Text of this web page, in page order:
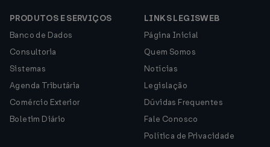
PRODUTOS E SERVIÇOS
Banco de Dados
Consultoria
Sistemas
Agenda Tributária
Comércio Exterior
Boletim Diário
LINKS LEGISWEB
Página Inicial
Quem Somos
Notícias
Legislação
Dúvidas Frequentes
Fale Conosco
Política de Privacidade